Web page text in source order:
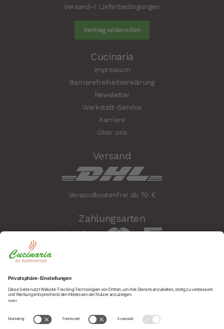
Versand-/ Lieferbedingungen
Vertrag widerrufen
Cucinaria
Impressum
Barrierefreiheitserklärung
Newsletter
Werkstatt-Service
Karriere
Über uns
Versand
Versandkostenfrei ab 70 €
Zahlungsarten
Sicherheit